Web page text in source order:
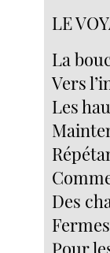
LE
La
Vers
Les
Des
Pour